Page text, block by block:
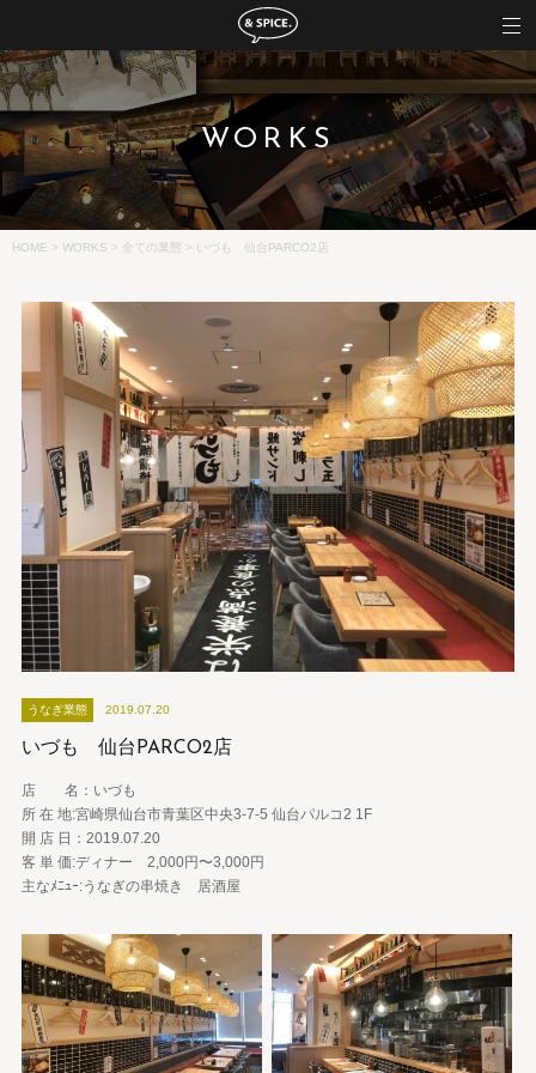
WORKS
HOME > WORKS > 全ての業態 > いづも 仙台PARCO2店
うなぎ業態 2019.07.20
いづも 仙台PARCO2店
店 名：いづも
所 在 地:宮崎県仙台市青葉区中央3-7-5 仙台パルコ2 1F
開 店 日：2019.07.20
客 単 価:ディナー 2,000円〜3,000円
主なﾒﾆｭｰ:うなぎの串焼き 居酒屋